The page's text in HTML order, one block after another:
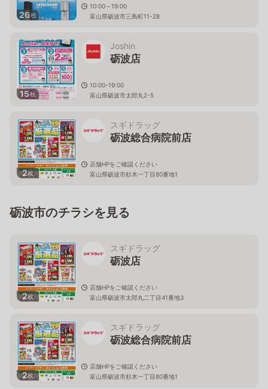
26枚
10:00～19:00
富山県砺波市三島町11-28
15枚
Joshin
砺波店
10:00-19:00
富山県砺波市太郎丸2-5
2枚
スギドラッグ
砺波総合病院前店
店舗HPをご確認ください
富山県砺波市杉木一丁目80番地1
砺波市のチラシを見る
2枚
スギドラッグ
砺波店
店舗HPをご確認ください
富山県砺波市太郎丸二丁目41番地3
2枚
スギドラッグ
砺波総合病院前店
店舗HPをご確認ください
富山県砺波市杉木一丁目80番地1